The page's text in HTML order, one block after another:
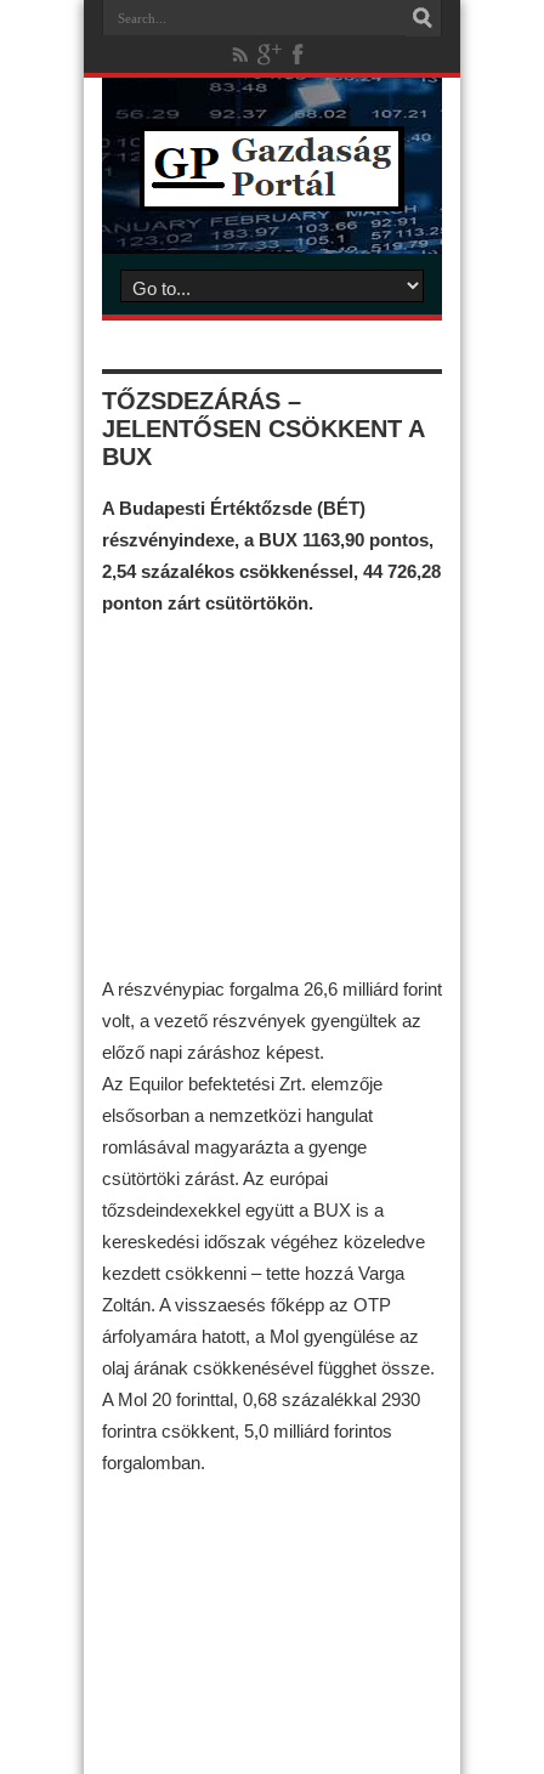
TŐZSDEZÁRÁS –
JELENTŐSEN CSÖKKENT A
BUX
A Budapesti Értéktőzsde (BÉT)
részvényindexe, a BUX 1163,90 pontos,
2,54 százalékos csökkenéssel, 44 726,28
ponton zárt csütörtökön.
A részvénypiac forgalma 26,6 milliárd forint
volt, a vezető részvények gyengültek az
előző napi záráshoz képest.
Az Equilor befektetési Zrt. elemzője
elsősorban a nemzetközi hangulat
romlásával magyarázta a gyenge
csütörtöki zárást. Az európai
tőzsdeindexekkel együtt a BUX is a
kereskedési időszak végéhez közeledve
kezdett csökkenni – tette hozzá Varga
Zoltán. A visszaesés főképp az OTP
árfolyamára hatott, a Mol gyengülése az
olaj árának csökkenésével függhet össze.
A Mol 20 forinttal, 0,68 százalékkal 2930
forintra csökkent, 5,0 milliárd forintos
forgalomban.